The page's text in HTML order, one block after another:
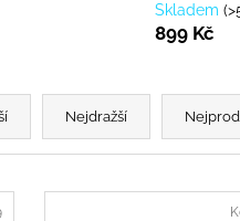
Skladem (
899 Kč
Nejdražší